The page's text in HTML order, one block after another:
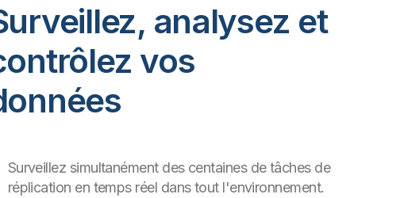
analysez et
vos
Surveillez simultanément des centaines de tâches de
réplication en temps réel dans tout l'environnement.